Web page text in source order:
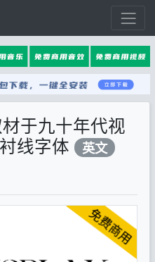
材于九十年代视
线字体
英文